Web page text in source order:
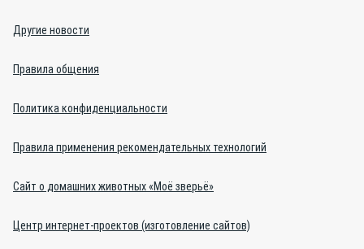
Другие новости
Правила общения
Политика конфиденциальности
Правила применения рекомендательных технологий
Сайт о домашних животных «Моё зверьё»
Центр интернет-проектов (изготовление сайтов)